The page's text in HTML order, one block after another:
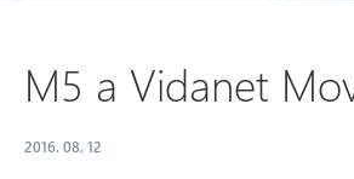
M5 a Vidanet
2016. 08. 12